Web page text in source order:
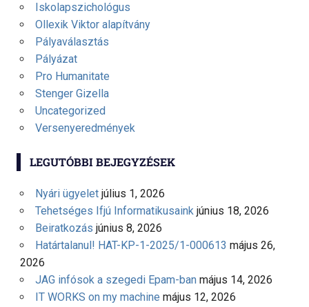
Iskolapszichológus
Ollexik Viktor alapítvány
Pályaválasztás
Pályázat
Pro Humanitate
Stenger Gizella
Uncategorized
Versenyeredmények
LEGUTÓBBI BEJEGYZÉSEK
Nyári ügyelet július 1, 2026
Tehetséges Ifjú Informatikusaink június 18, 2026
Beiratkozás június 8, 2026
Határtalanul! HAT-KP-1-2025/1-000613 május 26,
2026
JAG infósok a szegedi Epam-ban május 14, 2026
IT WORKS on my machine május 12, 2026